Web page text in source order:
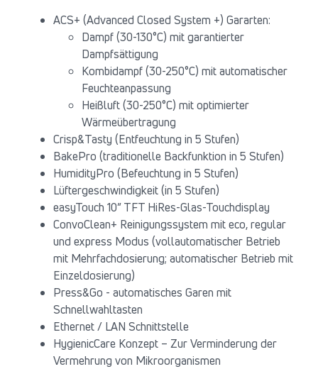
ACS+ (Advanced Closed System +) Gararten:
Dampf (30-130°C) mit garantierter
Dampfsättigung
Kombidampf (30-250°C) mit automatischer
Feuchteanpassung
Heißluft (30-250°C) mit optimierter
Wärmeübertragung
Crisp&Tasty (Entfeuchtung in 5 Stufen)
BakePro (traditionelle Backfunktion in 5 Stufen)
HumidityPro (Befeuchtung in 5 Stufen)
Lüftergeschwindigkeit (in 5 Stufen)
easyTouch 10” TFT HiRes-Glas-Touchdisplay
ConvoClean+ Reinigungssystem mit eco, regular
und express Modus (vollautomatischer Betrieb
mit Mehrfachdosierung; automatischer Betrieb mit
Einzeldosierung)
Press&Go - automatisches Garen mit
Schnellwahltasten
Ethernet / LAN Schnittstelle
HygienicCare Konzept – Zur Verminderung der
Vermehrung von Mikroorganismen